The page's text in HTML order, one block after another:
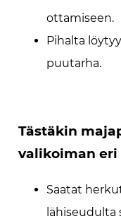
ottamiseen.
Pihalta
puutarha.
Tästäkin
valikoiman
Saatat
lähiseudulta